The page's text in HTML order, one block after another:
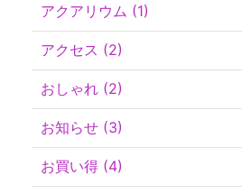
アクアリウム (1)
アクセス (2)
おしゃれ (2)
お知らせ (3)
お買い得 (4)